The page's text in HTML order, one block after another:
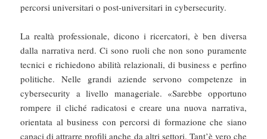
percorsi universitari o post-universitari in cybersecurity.
La realtà professionale, dicono i ricercatori, è ben diversa
dalla narrativa nerd. Ci sono ruoli che non sono puramente
tecnici e richiedono abilità relazionali, di business e perfino
politiche. Nelle grandi aziende servono competenze in
cybersecurity a livello manageriale. «Sarebbe opportuno
rompere il cliché radicatosi e creare una nuova narrativa,
orientata al business con percorsi di formazione che siano
capaci di attrarre profili anche da altri settori. Tant’è vero che